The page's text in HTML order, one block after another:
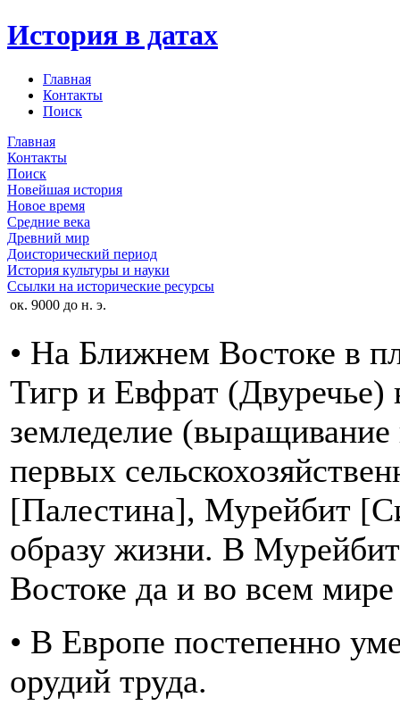
История в датах
Главная
Контакты
Поиск
Главная
Контакты
Поиск
Новейшая история
Новое время
Средние века
Древний мир
Доисторический период
История культуры и науки
Ссылки на исторические ресурсы
ок. 9000 до н. э.
• На Ближнем Востоке в
Тигр и Евфрат (Двуречье)
земледелие
первых
[Палестина], Мурейбит
образу жизни. В
Востоке да и во всем
• В Европе постепенно
орудий труда.